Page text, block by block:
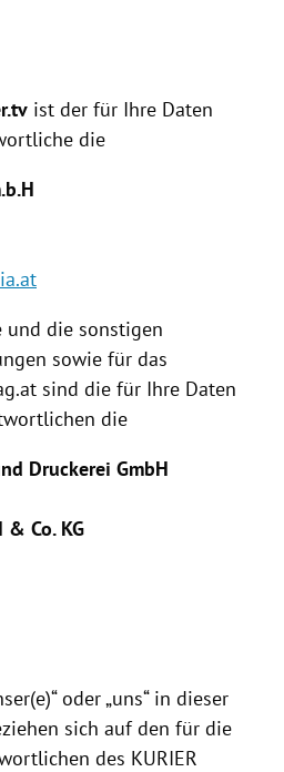
ist der für Ihre Daten
die
und die sonstigen
sowie für das
sind die für Ihre Daten
die
Druckerei GmbH
& Co. KG
oder „uns“ in dieser
sich auf den für die
des KURIER